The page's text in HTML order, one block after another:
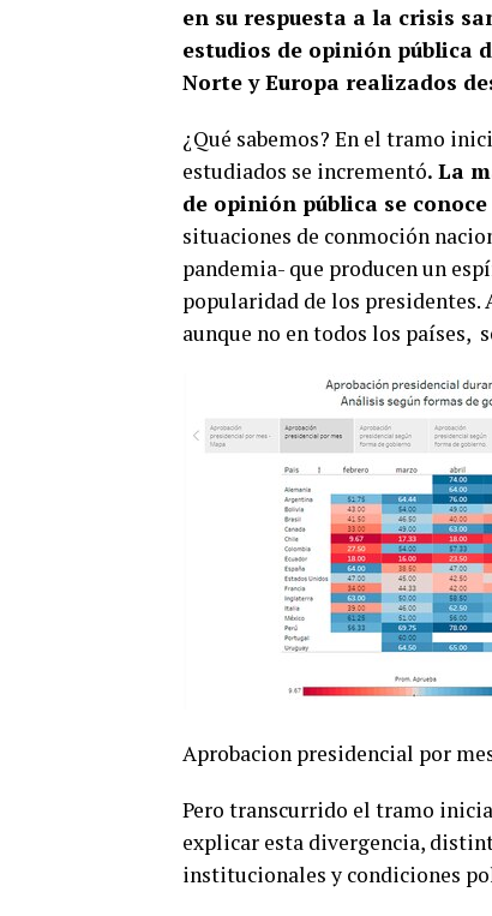
en su respuesta a la crisis
estudios de opinión pública
Norte y Europa realizados
¿Qué sabemos? En el tramo
estudiados se incrementó. La
de opinión pública se
situaciones de conmoción
pandemia- que producen un
popularidad de los
aunque no en todos los países,
Aprobacion presidencial por
Pero transcurrido el tramo
explicar esta divergencia,
institucionales y condiciones